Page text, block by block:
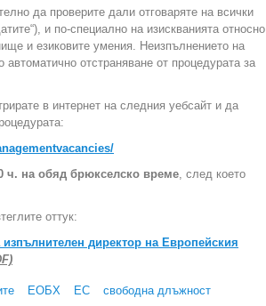
да проверите дали отговаряте на всички
и по-специално на изискванията относно
и езиковите умения. Неизпълнението на
отстраняване от процедурата за
в интернет на следния уебсайт и да
ч. на обяд брюкселско време, след което
оттук:
директор на Европейския
ЕОБХ ЕС свободна длъжност